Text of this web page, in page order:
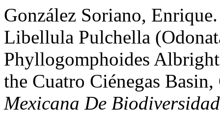
González Soriano,
Libellula Pulchella
Phyllogomphoides
the Cuatro Ciénegas
Mexicana De Biodiversidad